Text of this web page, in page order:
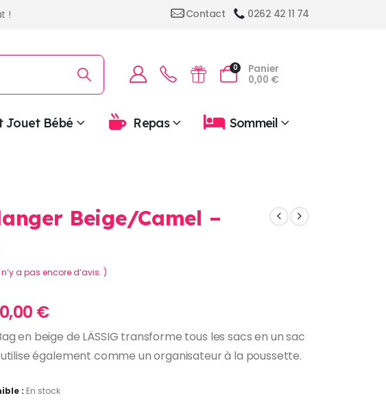
! Contact 0262 42 11 74
0
Panier
0,00 €
Jouet Bébé Repas Sommeil
Beige/Camel –
n’y a pas encore d’avis. )
:
€Le
prix
actuel
est :
en beige de LÄSSIG transforme tous les sacs en un sac
également comme un organisateur à la poussette.
: En stock